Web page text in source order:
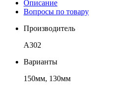
Описание
Вопросы по товару
Производитель
A302
Варианты
150мм, 130мм